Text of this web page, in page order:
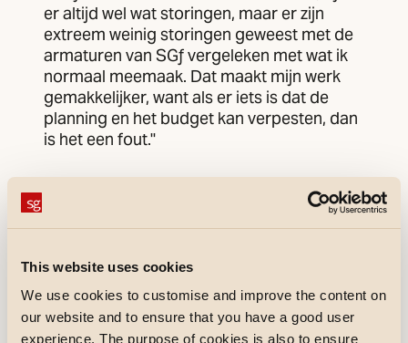
This website uses cookies
We use cookies to customise and improve the content on
our website and to ensure that you have a good user
experience. The purpose of cookies is also to ensure
er altijd wel wat storingen, maar er zijn
extreem weinig storingen geweest met de
armaturen van SGƒ vergeleken met wat ik
normaal meemaak. Dat maakt mijn werk
gemakkelijker, want als er iets is dat de
planning en het budget kan verpesten, dan
is het een fout."